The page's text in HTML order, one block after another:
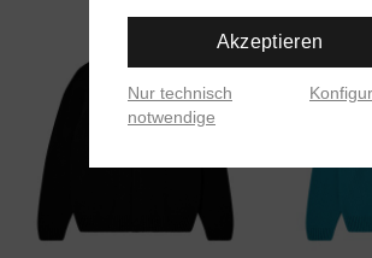
Akzeptieren
Nur technisch
notwendige